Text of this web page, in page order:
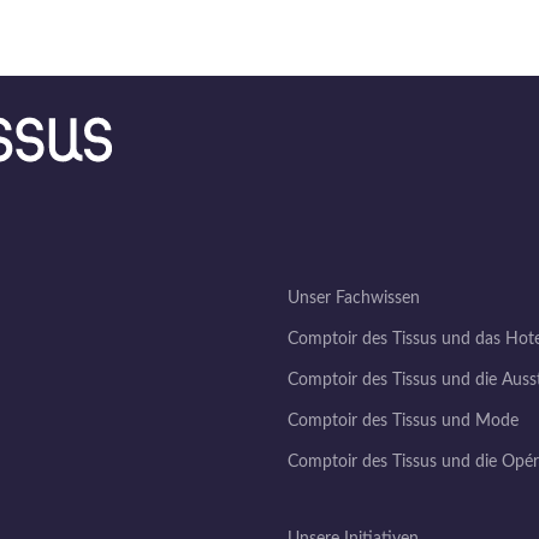
Unser Fachwissen
Comptoir des Tissus und das
Comptoir des Tissus und die
Comptoir des Tissus und Mode
Comptoir des Tissus und die